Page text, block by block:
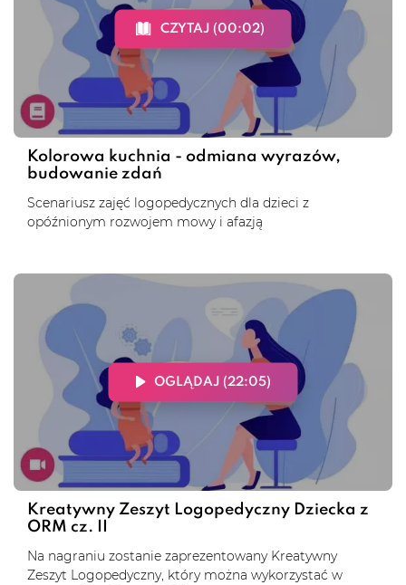
CZYTAJ (00:02)
Kolorowa kuchnia - odmiana wyrazów,
budowanie zdań
Scenariusz zajęć logopedycznych dla dzieci z
opóźnionym rozwojem mowy i afazją
OGLĄDAJ (22:05)
Kreatywny Zeszyt Logopedyczny Dziecka z
ORM cz. II
Na nagraniu zostanie zaprezentowany Kreatywny
Zeszyt Logopedyczny, który można wykorzystać w